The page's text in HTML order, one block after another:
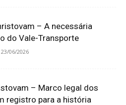
– A necessária
do Vale-Transporte
23/06/2026
– Marco legal dos
registro para a história